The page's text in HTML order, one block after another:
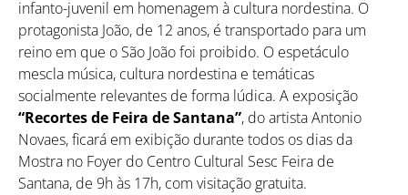
infanto-juvenil em homenagem à cultura nordestina. O
protagonista João, de 12 anos, é transportado para um
reino em que o São João foi proibido. O espetáculo
mescla música, cultura nordestina e temáticas
socialmente relevantes de forma lúdica. A exposição
“Recortes de Feira de Santana”, do artista Antonio
Novaes, ficará em exibição durante todos os dias da
Mostra no Foyer do Centro Cultural Sesc Feira de
Santana, de 9h às 17h, com visitação gratuita.